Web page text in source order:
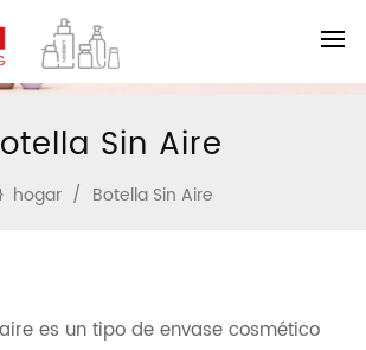
Sin Aire
hogar / Botella Sin Aire
es un tipo de envase cosmético